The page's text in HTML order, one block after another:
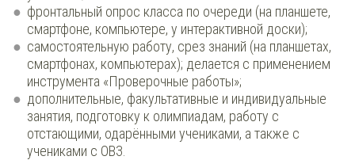
фронтальный опрос класса по очереди (на планшете,
смартфоне, компьютере, у интерактивной доски);
самостоятельную работу, срез знаний (на планшетах,
смартфонах, компьютерах); делается с применением
инструмента «Проверочные работы»;
дополнительные, факультативные и индивидуальные
занятия, подготовку к олимпиадам, работу с
отстающими, одарёнными учениками, а также с
учениками с ОВЗ.